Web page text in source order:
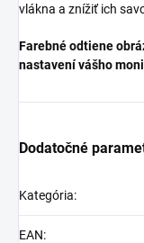
vlákna a znížiť ich
Farebné odtiene
nastavení vášho
Dodatočné
Kategória:
EAN: